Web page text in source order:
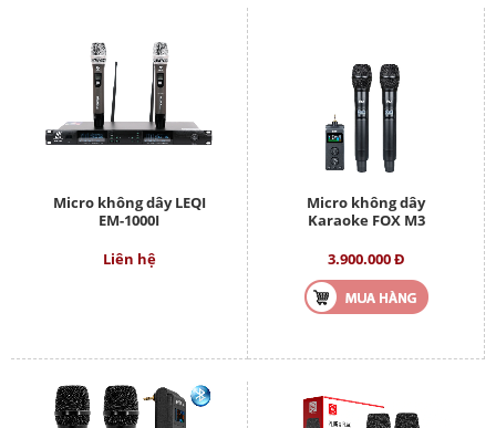
Micro không dây LEQI
EM-1000I
Liên hệ
Micro không dây
Karaoke FOX M3
3.900.000 Đ